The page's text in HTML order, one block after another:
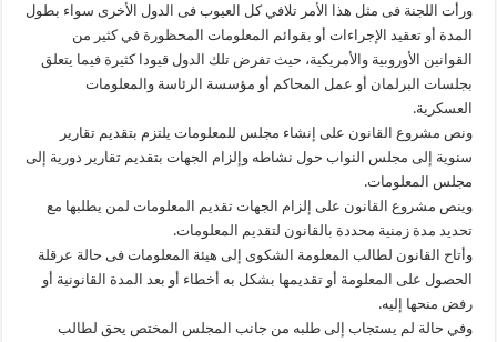
ورأت اللجنة فى مثل هذا الأمر تلافي كل العيوب فى الدول الأخرى سواء بطول
المدة أو تعقيد الإجراءات أو بقوائم المعلومات المحظورة في كثير من
القوانين الأوروبية والأمريكية، حيث تفرض تلك الدول قيودا كثيرة فيما يتعلق
بجلسات البرلمان أو عمل المحاكم أو مؤسسة الرئاسة والمعلومات
العسكرية.
ونص مشروع القانون على إنشاء مجلس للمعلومات يلتزم بتقديم تقارير
سنوية إلى مجلس النواب حول نشاطه وإلزام الجهات بتقديم تقارير دورية إلى
مجلس المعلومات.
وينص مشروع القانون على إلزام الجهات تقديم المعلومات لمن يطلبها مع
تحديد مدة زمنية محددة بالقانون لتقديم المعلومات.
وأتاح القانون لطالب المعلومة الشكوى إلى هيئة المعلومات فى حالة عرقلة
الحصول على المعلومة أو تقديمها بشكل به أخطاء أو بعد المدة القانونية أو
رفض منحها إليه.
وفي حالة لم يستجاب إلى طلبه من جانب المجلس المختص يحق لطالب